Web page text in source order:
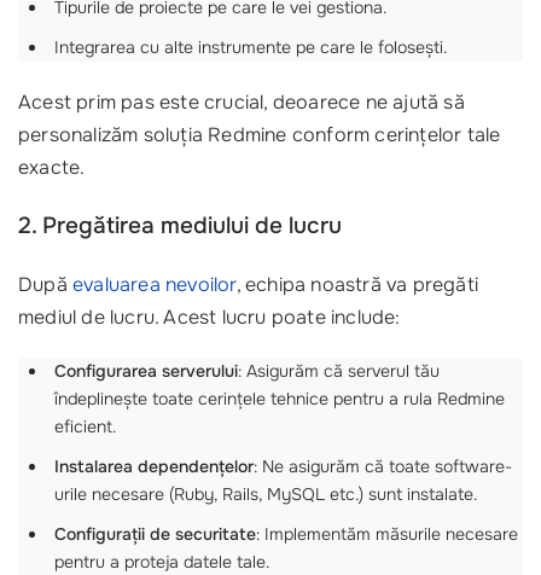
Tipurile de proiecte pe care le vei gestiona.
Integrarea cu alte instrumente pe care le folosești.
Acest prim pas este crucial, deoarece ne ajută să
personalizăm soluția Redmine conform cerințelor tale
exacte.
2. Pregătirea mediului de lucru
După evaluarea nevoilor, echipa noastră va pregăti
mediul de lucru. Acest lucru poate include:
Configurarea serverului: Asigurăm că serverul tău
îndeplinește toate cerințele tehnice pentru a rula Redmine
eficient.
Instalarea dependențelor: Ne asigurăm că toate software-
urile necesare (Ruby, Rails, MySQL etc.) sunt instalate.
Configurații de securitate: Implementăm măsurile necesare
pentru a proteja datele tale.